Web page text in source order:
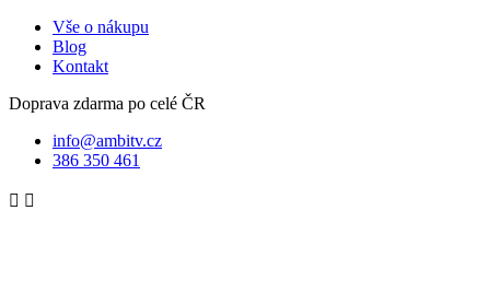
Vše o nákupu
Blog
Kontakt
Doprava zdarma po celé ČR
info@ambitv.cz
386 350 461
 